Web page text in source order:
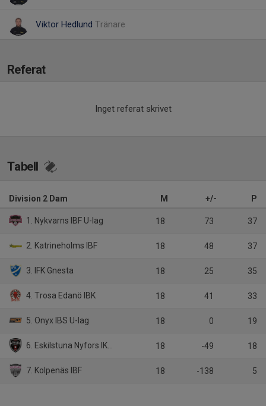
Viktor Hedlund Tränare
Referat
Inget referat skrivet
Tabell
Division 2 Dam M +/- P
1. Nykvarns IBF U-lag 18 73 37
2. Katrineholms IBF 18 48 37
3. IFK Gnesta 18 25 35
4. Trosa Edanö IBK 18 41 33
5. Onyx IBS U-lag 18 0 19
6. Eskilstuna Nyfors IK/ IK Standard 18 -49 18
7. Kolpenäs IBF 18 -138 5